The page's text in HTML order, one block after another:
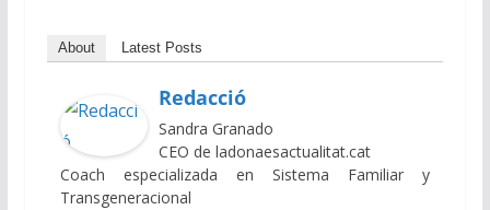
About Latest Posts
Redacció
Sandra Granado
CEO de ladonaesactualitat.cat
Coach especializada en Sistema Familiar y
Transgeneracional